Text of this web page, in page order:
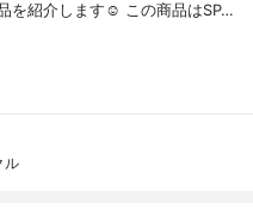
を紹介します☺️ この商品はSP…
ル